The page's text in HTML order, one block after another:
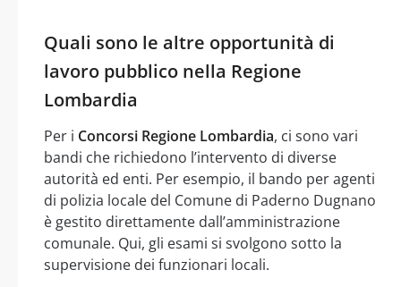
Quali sono le altre opportunità di
lavoro pubblico nella Regione
Lombardia
Per i Concorsi Regione Lombardia, ci sono vari
bandi che richiedono l’intervento di diverse
autorità ed enti. Per esempio, il bando per agenti
di polizia locale del Comune di Paderno Dugnano
è gestito direttamente dall’amministrazione
comunale. Qui, gli esami si svolgono sotto la
supervisione dei funzionari locali.